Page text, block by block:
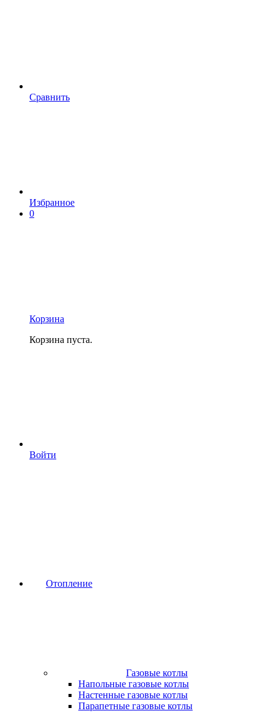
Сравнить
Избранное
0
Корзина
Корзина пуста.
Войти
Отопление
Газовые котлы
Напольные газовые котлы
Настенные газовые котлы
Парапетные газовые котлы